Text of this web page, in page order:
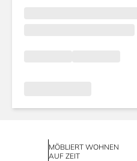
MÖBLIERT WOHNEN
AUF ZEIT